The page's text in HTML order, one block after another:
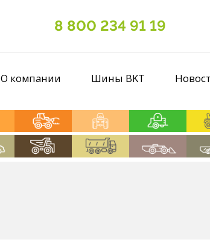
8 800 234 91 19
О компании Шины BKT